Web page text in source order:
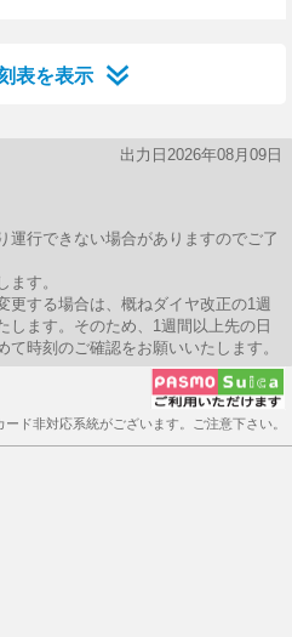
表を表示
出力日2026年08月09日
行できない場合がありますのでご了
す。
更する場合は、概ねダイヤ改正の1週
します。そのため、1週間以上先の日
時刻のご確認をお願いいたします。
ド非対応系統がございます。ご注意下さい。